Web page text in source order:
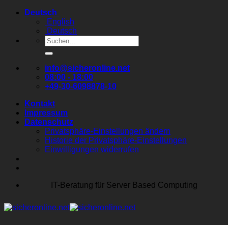
Zum
Deutsch
English
Deutsch
Suchen
nach:
info@sicheronline.net
08:00 - 18:00
+49-30-6098878-10
Kontakt
Impressum
Datenschutz
Privatsphäre-Einstellungen ändern
Historie der Privatsphäre-Einstellungen
Einwilligungen widerrufen
IT-Beratung für Server Based Computing